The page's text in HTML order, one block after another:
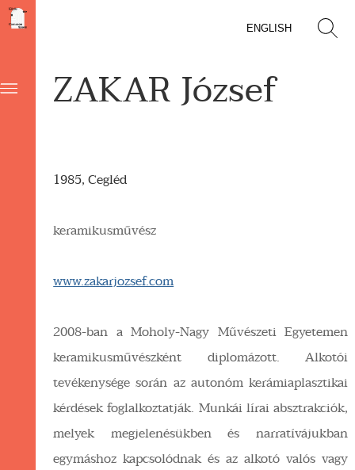
ENGLISH
ZAKAR József
1985, Cegléd
keramikusművész
www.zakarjozsef.com
2008-ban a Moholy-Nagy Művészeti Egyetemen
keramikusművészként diplomázott. Alkotói
tevékenysége során az autonóm kerámiaplasztikai
kérdések foglalkoztatják. Munkái lírai absztrakciók,
melyek megjelenésükben és narratívájukban
egymáshoz kapcsolódnak és az alkotó valós vagy